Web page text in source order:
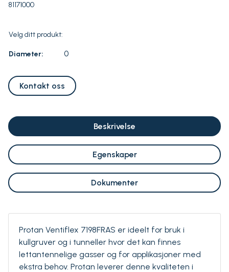
81171000
Velg ditt produkt:
Diameter: 0
Kontakt oss
Beskrivelse
Egenskaper
Dokumenter
Protan Ventiflex 7198FRAS er ideelt for bruk i
kullgruver og i tunneller hvor det kan finnes
lettantennelige gasser og for applikasjoner med
ekstra behov. Protan leverer denne kvaliteten i